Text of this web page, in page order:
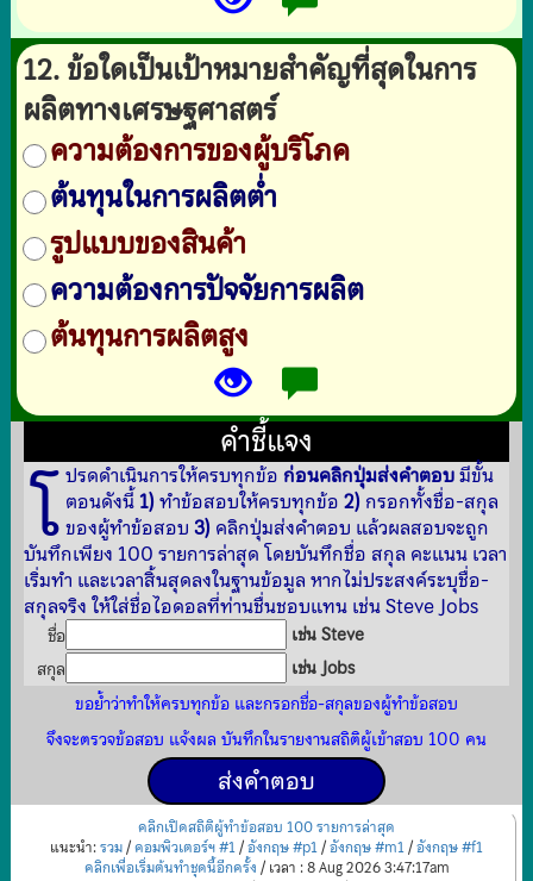
12. ข้อใดเป็นเป้าหมายสำคัญที่สุดในการ
ผลิตทางเศรษฐศาสตร์
ความต้องการของผู้บริโภค
ต้นทุนในการผลิตต่ำ
รูปแบบของสินค้า
ความต้องการปัจจัยการผลิต
ต้นทุนการผลิตสูง
คำชี้แจง
โปรดดำเนินการให้ครบทุกข้อ ก่อนคลิกปุ่มส่งคำตอบมีขั้น
ตอนดังนี้1)ทำข้อสอบให้ครบทุกข้อ2)กรอกทั้งชื่อ-สกุล
ของผู้ทำข้อสอบ3)คลิกปุ่มส่งคำตอบ แล้วผลสอบจะถูก
บันทึกเพียง 100 รายการล่าสุด โดยบันทึกชื่อ สกุล คะแนน เวลา
เริ่มทำ และเวลาสิ้นสุดลงในฐานข้อมูล หากไม่ประสงค์ระบุชื่อ-
สกุลจริง ให้ใส่ชื่อไอดอลที่ท่านชื่นชอบแทน เช่น Steve Jobs
ชื่อ
เช่น Steve
สกุล
เช่น Jobs
ขอย้ำว่าทำให้ครบทุกข้อ และกรอกชื่อ-สกุลของผู้ทำข้อสอบ
จึงจะตรวจข้อสอบ แจ้งผล บันทึกในรายงานสถิติผู้เข้าสอบ 100 คน
คลิกเปิดสถิติผู้ทำข้อสอบ 100 รายการล่าสุด
แนะนำ:รวม/คอมพิวเตอร์ฯ #1/อังกฤษ #p1/อังกฤษ #m1/อังกฤษ #f1
คลิกเพื่อเริ่มต้นทำชุดนี้อีกครั้ง / เวลา : 8 Aug 2026 3:47:17am